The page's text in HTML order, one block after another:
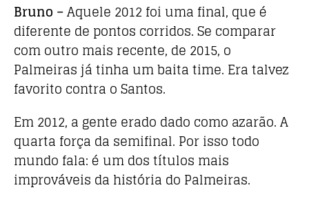
Bruno –Aquele 2012 foi uma final, que é
diferente de pontos corridos. Se comparar
com outro mais recente, de 2015, o
Palmeiras já tinha um baita time. Era talvez
favorito contra o Santos.
Em 2012, a gente erado dado como azarão. A
quarta força da semifinal. Por isso todo
mundo fala: é um dos títulos mais
improváveis da história do Palmeiras.